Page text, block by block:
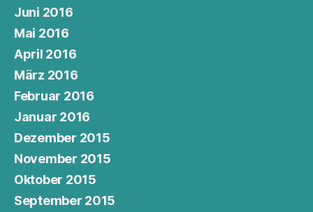
Juni 2016
Mai 2016
April 2016
März 2016
Februar 2016
Januar 2016
Dezember 2015
November 2015
Oktober 2015
September 2015